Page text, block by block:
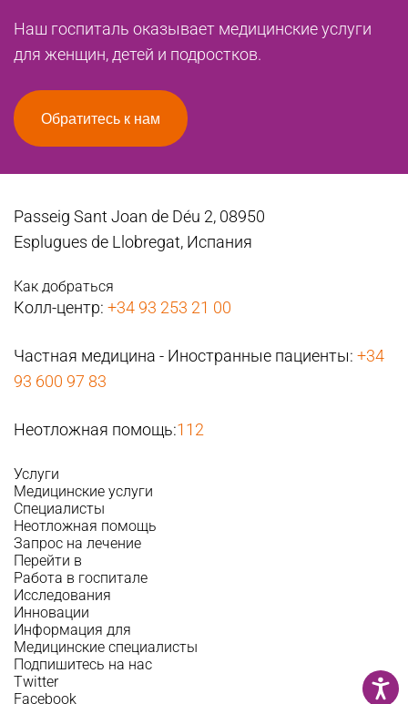
Наш госпиталь оказывает медицинские услуги
для женщин, детей и подростков.
Обратитесь к нам
Passeig Sant Joan de Déu 2, 08950
Esplugues de Llobregat, Испания
Как добраться
Колл-центр: +34 93 253 21 00
Частная медицина - Иностранные пациенты: +34
93 600 97 83
Неотложная помощь:112
Услуги
Медицинские услуги
Специалисты
Неотложная помощь
Запрос на лечение
Перейти в
Работа в госпитале
Исследования
Инновации
Информация для
Медицинские специалисты
Подпишитесь на нас
Twitter
Facebook